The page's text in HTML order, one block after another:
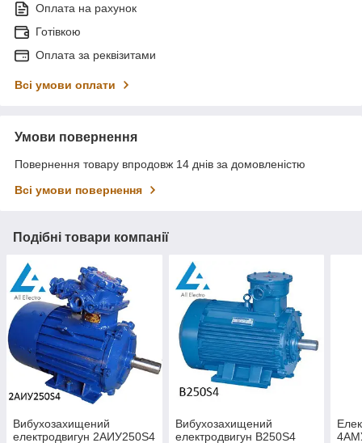
Оплата на рахунок
Готівкою
Оплата за реквізитами
Всі умови оплати
Умови повернення
Повернення товару впродовж 14 днів за домовленістю
Всі умови повернення
Подібні товари компанії
Вибухозахищений
електродвигун 2АИУ250Ѕ4
Вибухозахищений
електродвигун В250Ѕ4